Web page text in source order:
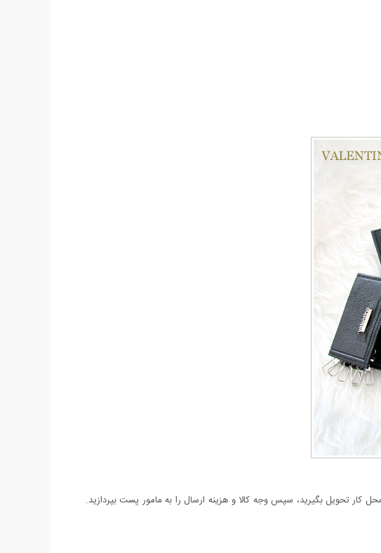
تحویل بگیرید، سپس وجه کالا و هزینه ارسال را به مامور پست بپردازید.